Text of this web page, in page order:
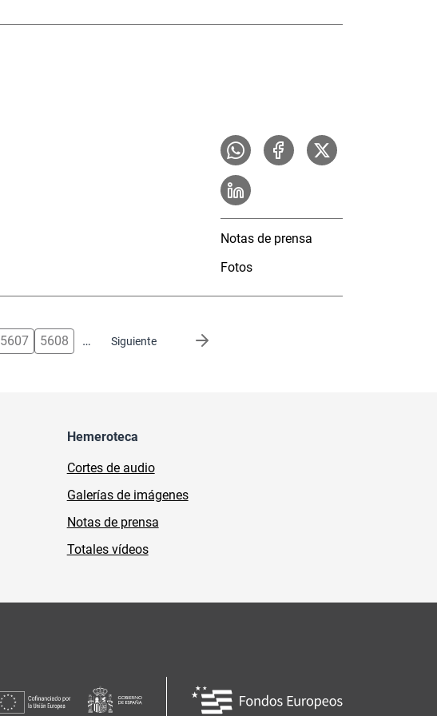
Notas de prensa
Fotos
5607 5608 … Siguiente
Siguiente página
Hemeroteca
Cortes de audio
Galerías de imágenes
Notas de prensa
Totales vídeos